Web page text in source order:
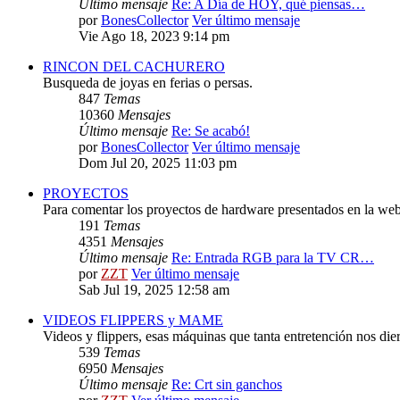
Último mensaje Re: A Día de HOY, qué piensas…
porBonesCollector Ver último mensaje
Vie Ago 18, 2023 9:14 pm
RINCON DEL CACHURERO
Busqueda de joyas en ferias o persas.
847 Temas
10360 Mensajes
Último mensaje Re: Se acabó!
porBonesCollector Ver último mensaje
Dom Jul 20, 2025 11:03 pm
PROYECTOS
Para comentar los proyectos de hardware presentados en la
191 Temas
4351 Mensajes
Último mensaje Re: Entrada RGB para la TV CR…
porZZT Ver último mensaje
Sab Jul 19, 2025 12:58 am
VIDEOS FLIPPERS y MAME
Videos y flippers, esas máquinas que tanta entretención nos
539 Temas
6950 Mensajes
Último mensaje Re: Crt sin ganchos